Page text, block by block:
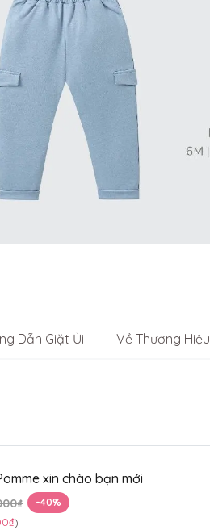
Dẫn Giặt Ủi Về Thương Hiệu
xin chào bạn mới
-40%
)